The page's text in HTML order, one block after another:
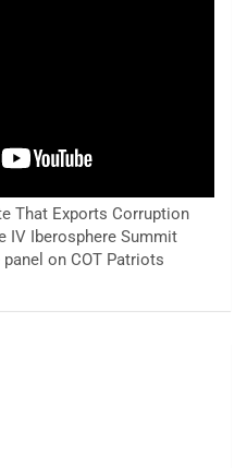
That Exports Corruption
IV Iberosphere Summit
on COT Patriots